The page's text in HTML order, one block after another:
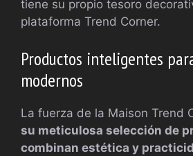
tiene su propio tesoro
plataforma Trend Corner.
Productos inteligentes
modernos
La fuerza de la Maison Trend
su meticulosa selección de
combinan estética y